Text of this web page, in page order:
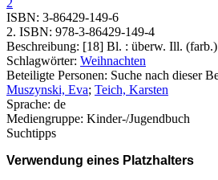
2
ISBN: 3-86429-149-6
2. ISBN: 978-3-86429-149-4
Beschreibung: [18] Bl. : überw. Ill. (farb.)
Schlagwörter: Weihnachten
Beteiligte Personen: Suche nach dieser
Muszynski, Eva; Teich, Karsten
Sprache: de
Mediengruppe: Kinder-/Jugendbuch
Suchtipps
Verwendung eines Platzhalters